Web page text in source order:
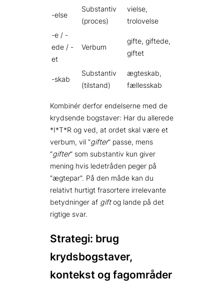
-else
Substantiv
(proces)
vielse,
trolovelse
-e / -
ede / -
et
Verbum
gifte, giftede,
giftet
-skab
Substantiv
(tilstand)
ægteskab,
fællesskab
Kombinér derfor endelserne med de
krydsende bogstaver: Har du allerede
*I*T*R og ved, at ordet skal være et
verbum, vil “gifter” passe, mens
“gifter” som substantiv kun giver
mening hvis ledetråden peger på
“ægtepar”. På den måde kan du
relativt hurtigt frasortere irrelevante
betydninger af giftog lande på det
rigtige svar.
Strategi: brug
krydsbogstaver,
kontekst og fagområder